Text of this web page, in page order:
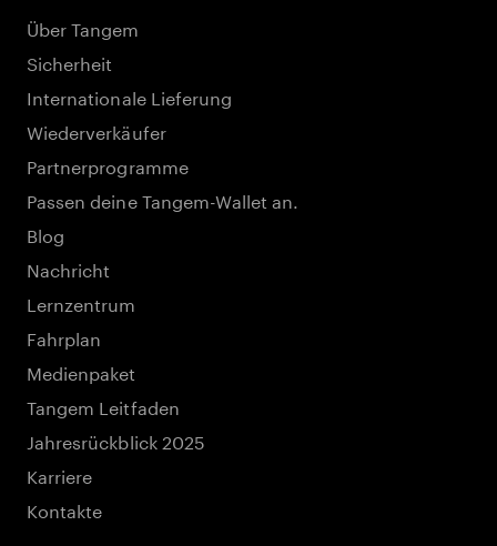
Über Tangem
Sicherheit
Internationale Lieferung
Wiederverkäufer
Partnerprogramme
Passen deine Tangem-Wallet an.
Blog
Nachricht
Lernzentrum
Fahrplan
Medienpaket
Tangem Leitfaden
Jahresrückblick 2025
Karriere
Kontakte